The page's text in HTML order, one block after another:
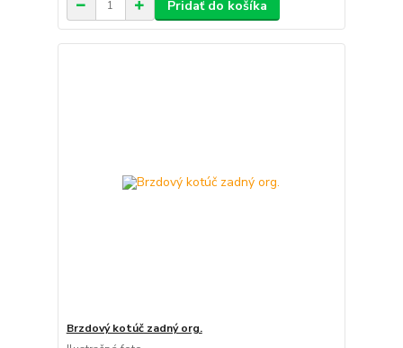
Pridať do košíka
Brzdový kotúč zadný org.